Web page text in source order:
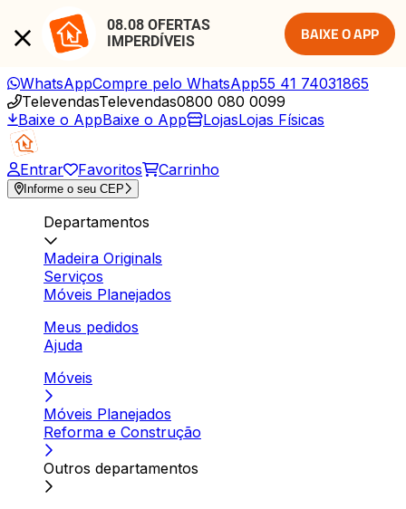
08.08 OFERTAS
IMPERDÍVEIS
BAIXE O APP
WhatsAppCompre pelo WhatsApp55 41 74031865
TelevendasTelevendas0800 080 0099
Baixe o AppBaixe o App LojasLojas Físicas
Entrar Favoritos Carrinho
Informe o seu CEP
Departamentos
Madeira Originals
Serviços
Móveis Planejados
Meus pedidos
Ajuda
Móveis
Móveis Planejados
Reforma e Construção
Outros departamentos